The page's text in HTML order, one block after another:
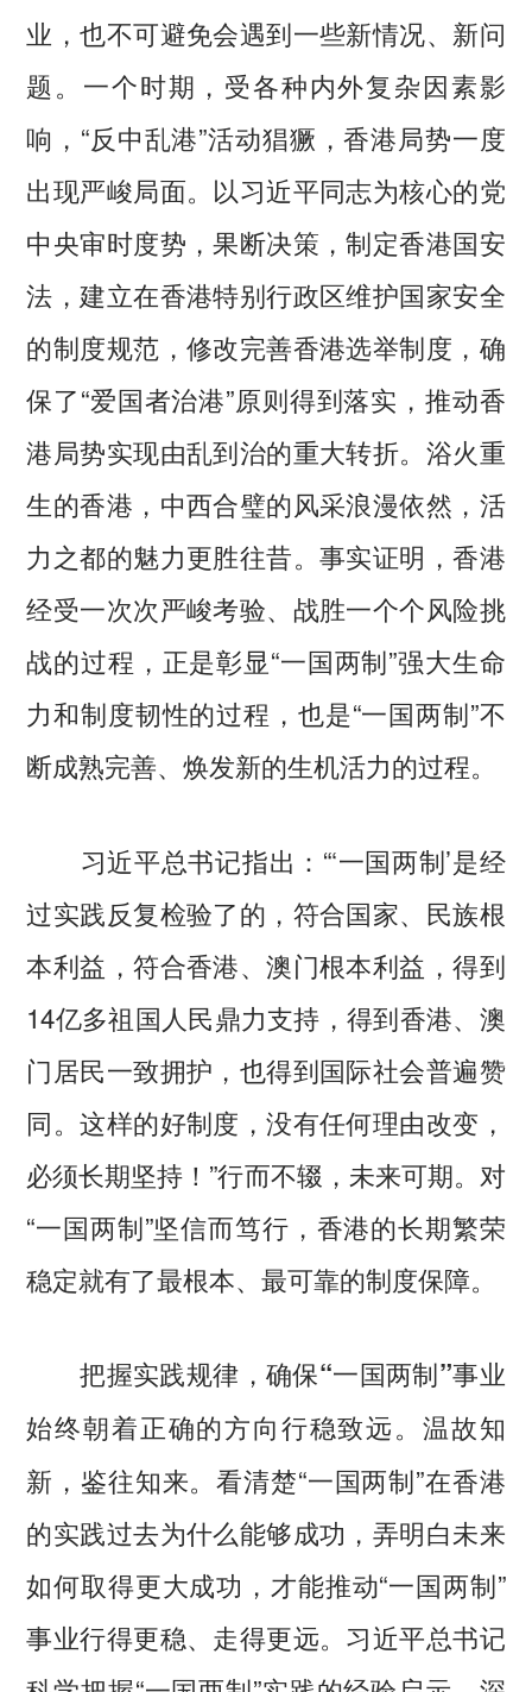
业，也不可避免会遇到一些新情况、新问
题。一个时期，受各种内外复杂因素影
响，“反中乱港”活动猖獗，香港局势一度
出现严峻局面。以习近平同志为核心的党
中央审时度势，果断决策，制定香港国安
法，建立在香港特别行政区维护国家安全
的制度规范，修改完善香港选举制度，确
保了“爱国者治港”原则得到落实，推动香
港局势实现由乱到治的重大转折。浴火重
生的香港，中西合璧的风采浪漫依然，活
力之都的魅力更胜往昔。事实证明，香港
经受一次次严峻考验、战胜一个个风险挑
战的过程，正是彰显“一国两制”强大生命
力和制度韧性的过程，也是“一国两制”不
断成熟完善、焕发新的生机活力的过程。
习近平总书记指出：“‘一国两制’是经
过实践反复检验了的，符合国家、民族根
本利益，符合香港、澳门根本利益，得到
14亿多祖国人民鼎力支持，得到香港、澳
门居民一致拥护，也得到国际社会普遍赞
同。这样的好制度，没有任何理由改变，
必须长期坚持！”行而不辍，未来可期。对
“一国两制”坚信而笃行，香港的长期繁荣
稳定就有了最根本、最可靠的制度保障。
把握实践规律，确保“一国两制”事业
始终朝着正确的方向行稳致远。 温故知
新，鉴往知来。看清楚“一国两制”在香港
的实践过去为什么能够成功，弄明白未来
如何取得更大成功，才能推动“一国两制”
事业行得更稳、走得更远。习近平总书记